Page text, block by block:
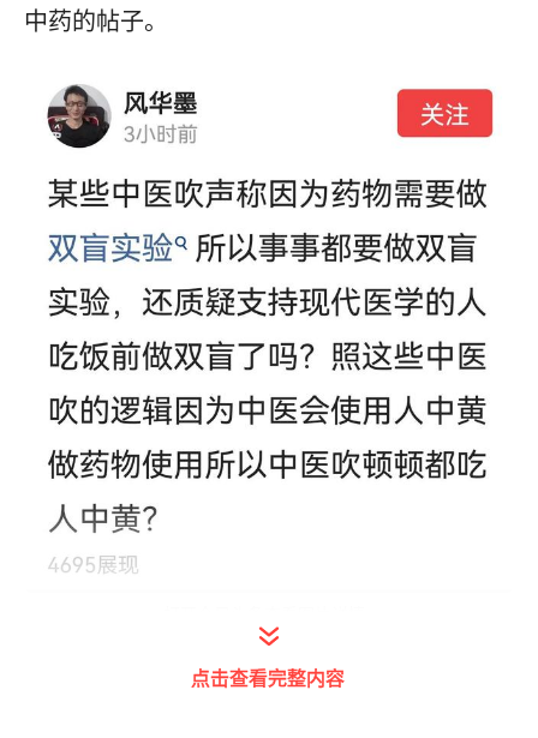
中药的帖子。
点开他的主页发现基本上全部是黑中医中药的
点击查看完整内容